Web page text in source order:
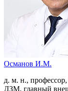
Османов И.М.
д. м. н.,
ДЗМ, главный